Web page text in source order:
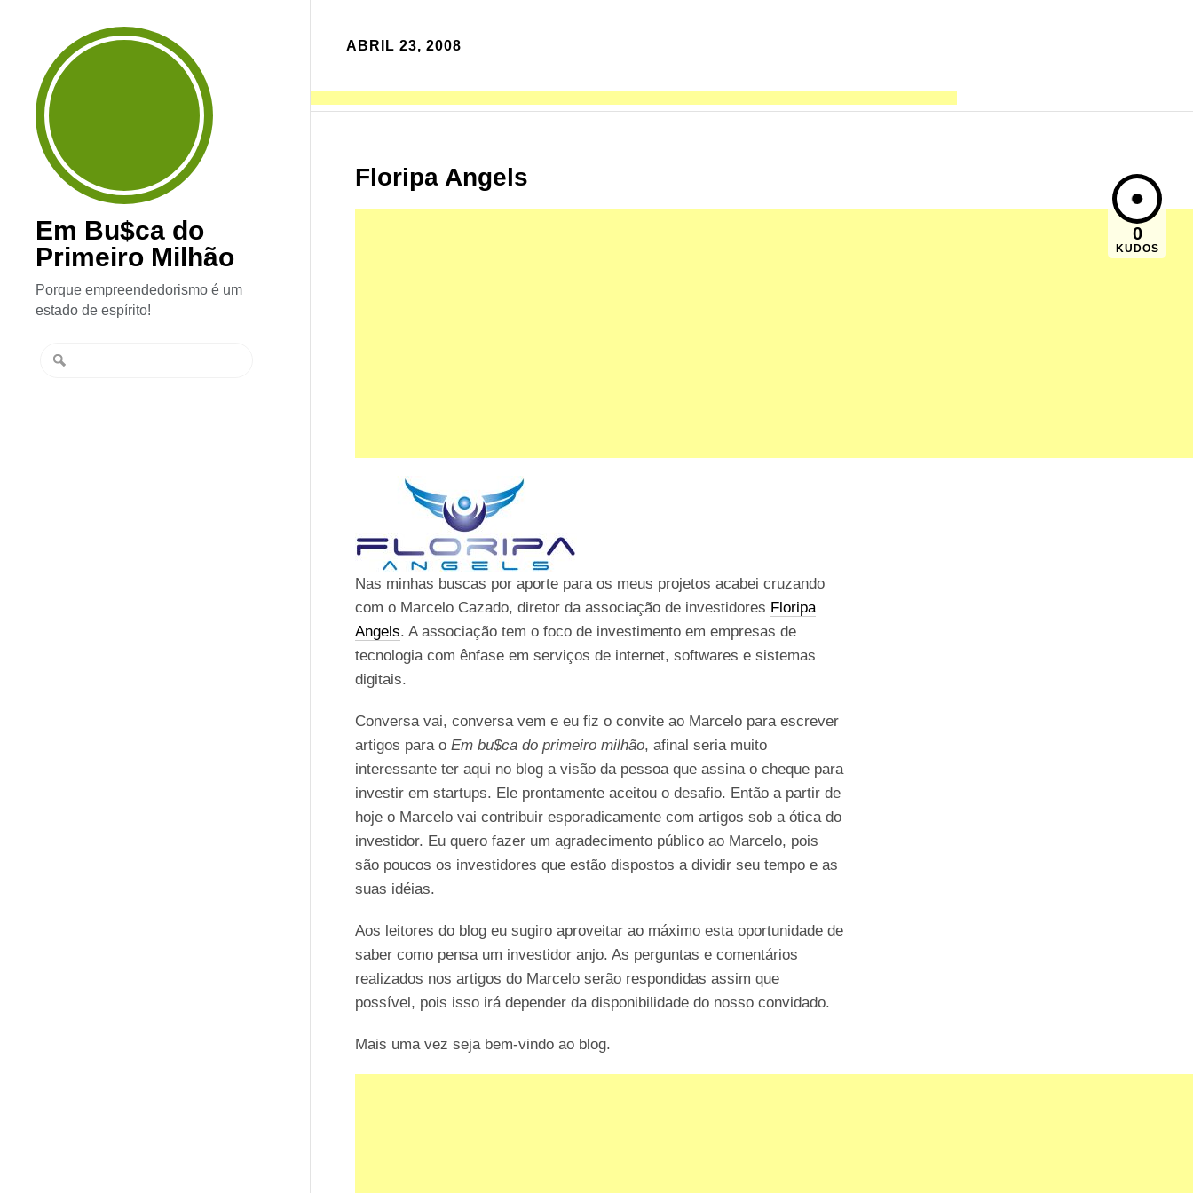
Em Bu$ca do
Primeiro Milhão
Porque empreendedorismo é um
estado de espírito!
ABRIL 23, 2008
Floripa Angels
Nas minhas buscas por aporte para os meus projetos acabei cruzando
com o Marcelo Cazado, diretor da associação de investidores Floripa
Angels. A associação tem o foco de investimento em empresas de
tecnologia com ênfase em serviços de internet, softwares e sistemas
digitais.
Conversa vai, conversa vem e eu fiz o convite ao Marcelo para escrever
artigos para oEm bu$ca do primeiro milhão, afinal seria muito
interessante ter aqui no blog a visão da pessoa que assina o cheque para
investir em startups. Ele prontamente aceitou o desafio. Então a partir de
hoje o Marcelo vai contribuir esporadicamente com artigos sob a ótica do
investidor. Eu quero fazer um agradecimento público ao Marcelo, pois
são poucos os investidores que estão dispostos a dividir seu tempo e as
suas idéias.
Aos leitores do blog eu sugiro aproveitar ao máximo esta oportunidade de
saber como pensa um investidor anjo. As perguntas e comentários
realizados nos artigos do Marcelo serão respondidas assim que
possível, pois isso irá depender da disponibilidade do nosso convidado.
Mais uma vez seja bem-vindo ao blog.
0
KUDOS